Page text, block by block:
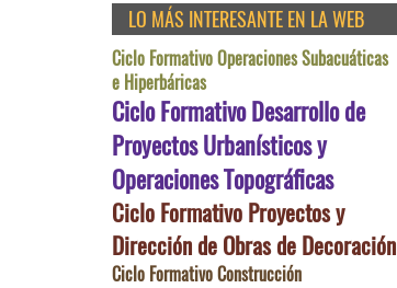
LO MÁS INTERESANTE EN LA WEB
Ciclo Formativo Operaciones Subacuáticas
e Hiperbáricas
Ciclo Formativo Desarrollo de
Proyectos Urbanísticos y
Operaciones Topográficas
Ciclo Formativo Proyectos y
Dirección de Obras de Decoración
Ciclo Formativo Construcción